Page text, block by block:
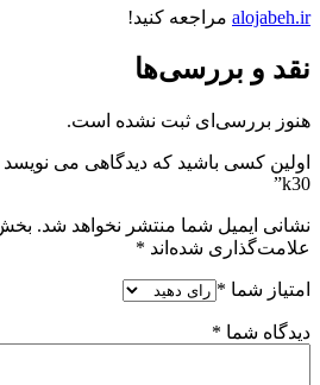
alojabeh.ir مراجعه کنید!
نقد و بررسی‌ها
هنوز بررسی‌ای ثبت نشده است.
اولین کسی باشید که دیدگاهی می نویسد
k30”
نشانی ایمیل شما منتشر نخواهد شد.
علامت‌گذاری شده‌اند *
امتیاز شما *
دیدگاه شما *